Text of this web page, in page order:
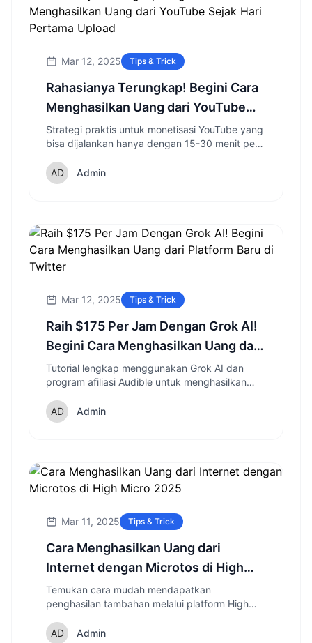
Mar 12, 2025 Tips & Trick
Rahasianya Terungkap! Begini Cara
Menghasilkan Uang dari YouTube
Sejak Hari Pertama Upload
Strategi praktis untuk monetisasi YouTube yang
bisa dijalankan hanya dengan 15-30 menit per
YouTube.Admin
Mar 12, 2025 Tips & Trick
Raih $175 Per Jam Dengan Grok AI!
Begini Cara Menghasilkan Uang dari
Platform Baru di Twitter
Tutorial lengkap menggunakan Grok AI dan
program afiliasi Audible untuk menghasilkan
followers. Simak strateginya!
Admin
Mar 11, 2025 Tips & Trick
Cara Menghasilkan Uang dari
Internet dengan Microtos di High
Micro 2025
Temukan cara mudah mendapatkan
penghasilan tambahan melalui platform High
sederhana tanpa memerlukan skill khusus,
Admin